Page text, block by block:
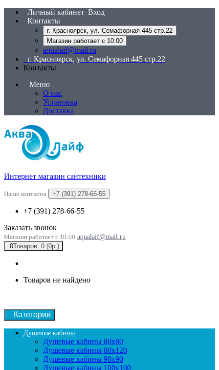
Личный кабинет Вход
Контакты
г. Красноярск, ул. Семафорная 445 стр.22
Магазин работает с 10:00
aqualaif@mail.ru
г. Красноярск, ул. Семафорная 445 стр.22
Контакты
Меню
О нас
Установка
Доставка
Интернет магазин сантехники
Наши контакты +7 (391) 278-66-55
+7 (391) 278-66-55
Заказать звонок
Магазин работает с 10:00 aqualaif@mail.ru
0Товаров: 0 (0р.)
Товаров не найдено
Категории
Душевые кабины
Душевые кабины 80x80
Душевые кабины 80x120
Душевые кабины 90х90
Душевые кабины 100x100